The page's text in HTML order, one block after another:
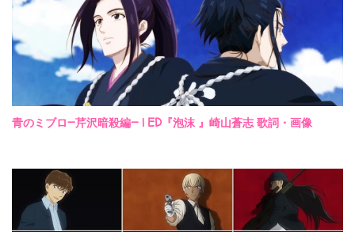
青のミブロ—芹沢暗殺編— | ED『泡沫 』崎山蒼志 歌詞・画像